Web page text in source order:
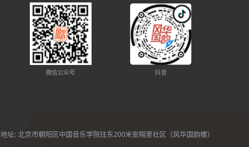
微信公众号 抖音
地址: 北京市朝阳区中国音乐学院往东200米安翔里社区（风华国韵楼）